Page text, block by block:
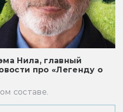
Нила, главный
про «Легенду о
составе.